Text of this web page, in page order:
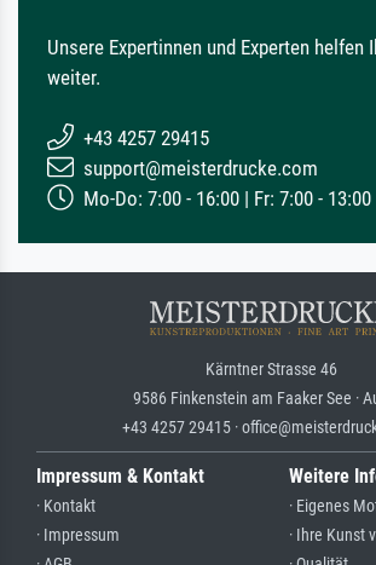
Unsere Expertinnen und Experten helfen
weiter.
+43 4257 29415
support@meisterdrucke.com
Mo-Do: 7:00 - 16:00 | Fr: 7:00 - 13:00
Kärntner Strasse 46
9586 Finkenstein am Faaker See ·
+43 4257 29415 ·
Impressum & Kontakt
· Kontakt
· Impressum
Weitere
· Eigenes
· Ihre Kunst